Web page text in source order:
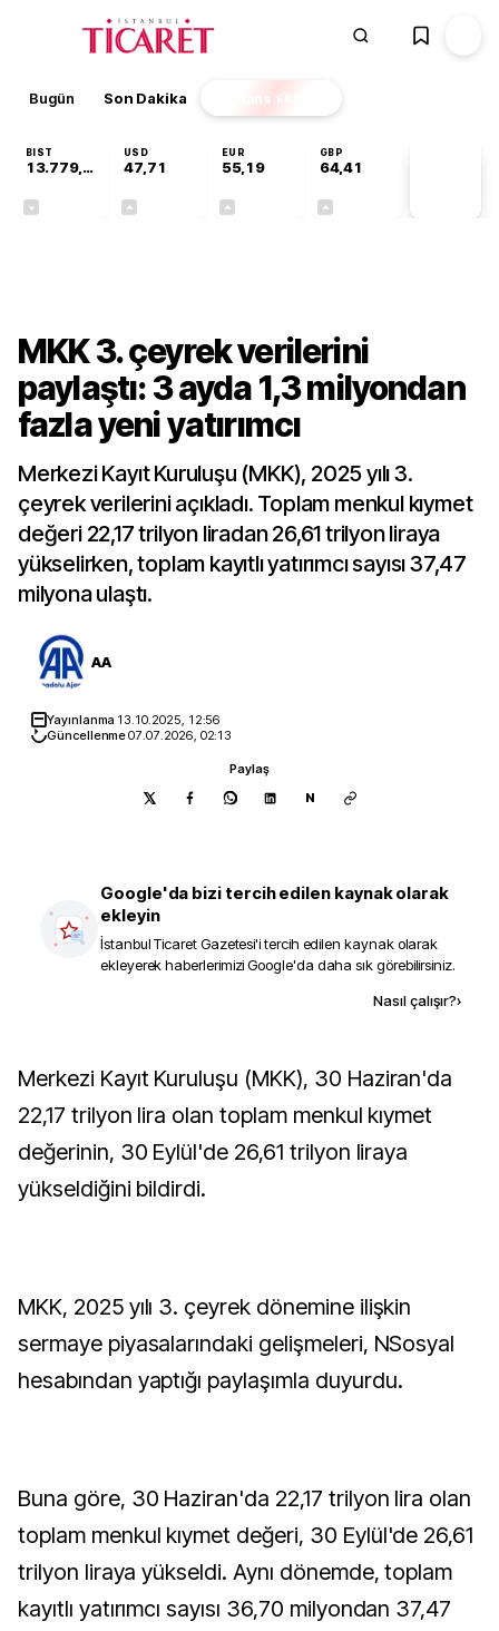
Bugün Son Dakika Finans EKSTRA
BIST
13.779,39
USD
47,71
EUR
55,19
GBP
64,41
MKK 3. çeyrek verilerini
paylaştı: 3 ayda 1,3 milyondan
fazla yeni yatırımcı
Merkezi Kayıt Kuruluşu (MKK), 2025 yılı 3.
çeyrek verilerini açıkladı. Toplam menkul kıymet
değeri 22,17 trilyon liradan 26,61 trilyon liraya
yükselirken, toplam kayıtlı yatırımcı sayısı 37,47
milyona ulaştı.
AA
Yayınlanma 13.10.2025, 12:56
Güncellenme07.07.2026, 02:13
Paylaş
N
Google'da bizi tercih edilen kaynak olarak
ekleyin
İstanbul Ticaret Gazetesi'i tercih edilen kaynak olarak
ekleyerek haberlerimizi Google'da daha sık görebilirsiniz.
Nasıl çalışır?›
Merkezi Kayıt Kuruluşu (MKK), 30 Haziran'da
22,17 trilyon lira olan toplam menkul kıymet
değerinin, 30 Eylül'de 26,61 trilyon liraya
yükseldiğini bildirdi.
MKK, 2025 yılı 3. çeyrek dönemine ilişkin
sermaye piyasalarındaki gelişmeleri, NSosyal
hesabından yaptığı paylaşımla duyurdu.
Buna göre, 30 Haziran'da 22,17 trilyon lira olan
toplam menkul kıymet değeri, 30 Eylül'de 26,61
trilyon liraya yükseldi. Aynı dönemde, toplam
kayıtlı yatırımcı sayısı 36,70 milyondan 37,47